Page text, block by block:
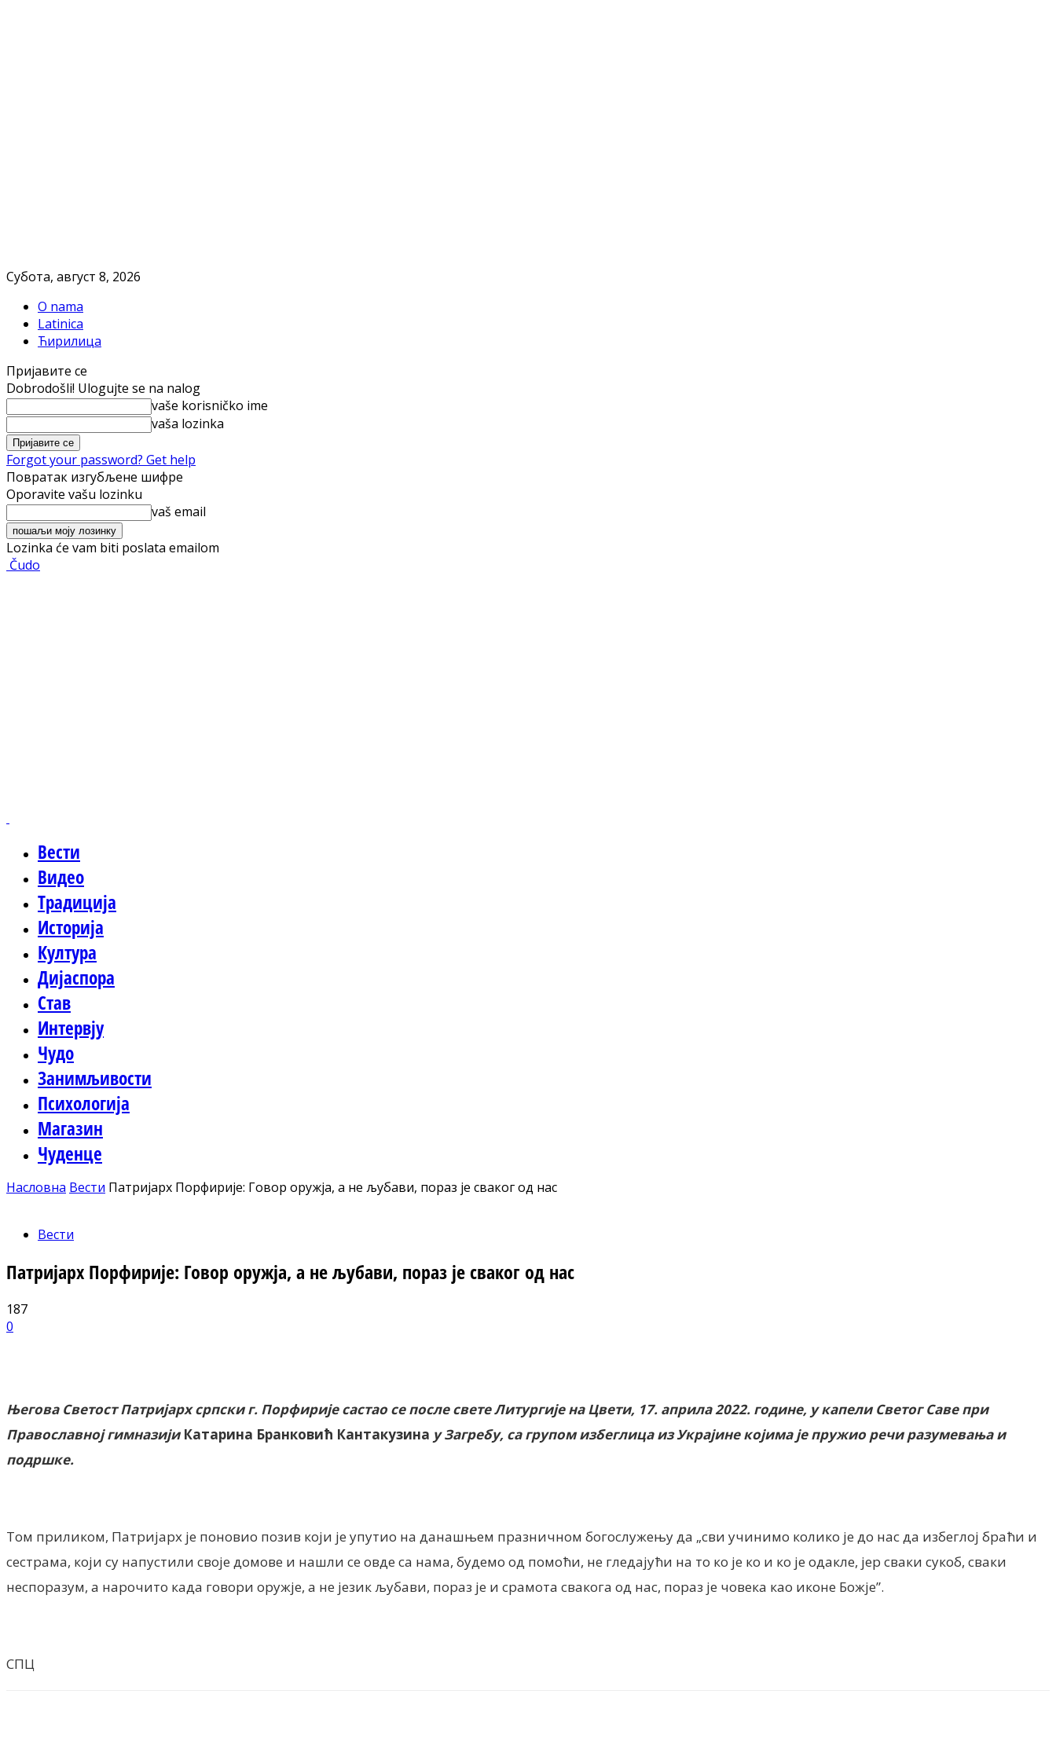
Субота, август 8, 2026
O nama
Latinica
Ћирилица
Пријавите се
Dobrodošli! Ulogujte se na nalog
vaše korisničko ime
vaša lozinka
Forgot your password? Get help
Повратак изгубљене шифре
Oporavite vašu lozinku
vaš email
Lozinka će vam biti poslata emailom
Čudo
Вести
Видео
Традиција
Историја
Култура
Дијаспора
Став
Интервју
Чудо
Занимљивости
Психологија
Магазин
Чуденце
Насловна Вести Патријарх Порфирије: Говор оружја, а не љубави, пораз је сваког од нас
Вести
Патријарх Порфирије: Говор оружја, а не љубави, пораз је сваког од нас
187
0
Његова Светост Патријарх српски г. Порфирије састао се после свете Литургије на Цвети, 17. априла 2022. године, у капели Светог Саве при
Православној гимназији Катарина Бранковић Кантакузина у Загребу, са групом избеглица из Украјине којима је пружио речи разумевања и
подршке.
Том приликом, Патријарх је поновио позив који је упутио на данашњем празничном богослужењу да „сви учинимо колико је до нас да избеглој браћи и
сестрама, који су напустили своје домове и нашли се овде са нама, будемо од помоћи, не гледајући на то ко је ко и ко је одакле, јер сваки сукоб, сваки
неспоразум, а нарочито када говори оружје, а не језик љубави, пораз је и срамота свакога од нас, пораз је човека као иконе Божје”.
СПЦ